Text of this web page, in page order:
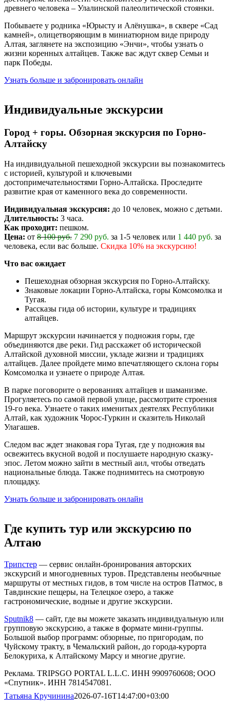
древнего человека – Улалинской палеолитической стоянки.
Побываете у родника «Юрысту и Алёнушка», в сквере «Сад
камней», олицетворяющим в миниатюрном виде природу
Алтая, заглянете на экспозицию «Энчи», чтобы узнать о
жизни коренных алтайцев. Также вас ждут сквер Семьи и
парк Победы.
Узнать больше и забронировать онлайн
Индивидуальные экскурсии
Город + горы. Обзорная экскурсия по Горно-
Алтайску
На индивидуальной пешеходной экскурсии вы познакомитесь
с историей, культурой и ключевыми
достопримечательностями Горно-Алтайска. Проследите
развитие края от каменного века до современности.
Индивидуальная экскурсия: до 10 человек, можно с детьми.
Длительность: 3 часа.
Как проходит: пешком.
Цена: от 8 100 руб. 7 290 руб. за 1-5 человек или 1 440 руб. за
человека, если вас больше. Скидка 10% на экскурсию!
Что вас ожидает
Пешеходная обзорная экскурсия по Горно-Алтайску.
Знаковые локации Горно-Алтайска, горы Комсомолка и
Тугая.
Рассказы гида об истории, культуре и традициях
алтайцев.
Маршрут экскурсии начинается у подножия горы, где
объединяются две реки. Гид расскажет об исторической
Алтайской духовной миссии, укладе жизни и традициях
алтайцев. Далее пройдете мимо впечатляющего склона горы
Комсомолка и узнаете о природе Алтая.
В парке поговорите о верованиях алтайцев и шаманизме.
Прогуляетесь по самой первой улице, рассмотрите строения
19-го века. Узнаете о таких именитых деятелях Республики
Алтай, как художник Чорос-Гуркин и сказитель Николай
Улагашев.
Следом вас ждет знаковая гора Тугая, где у подножия вы
освежитесь вкусной водой и послушаете народную сказку-
эпос. Летом можно зайти в местный аил, чтобы отведать
национальные блюда. Также поднимитесь на смотровую
площадку.
Узнать больше и забронировать онлайн
Где купить тур или экскурсию по
Алтаю
Трипстер — сервис онлайн-бронирования авторских
экскурсий и многодневных туров. Представлены необычные
маршруты от местных гидов, в том числе на остров Патмос, в
Тавдинские пещеры, на Телецкое озеро, а также
гастрономические, водные и другие экскурсии.
Sputnik8 — сайт, где вы можете заказать индивидуальную или
групповую экскурсию, а также в формате мини-группы.
Большой выбор программ: обзорные, по пригородам, по
Чуйскому тракту, в Чемальский район, до города-курорта
Белокуриха, к Алтайскому Марсу и многие другие.
Реклама. TRIPSGO PORTAL L.L.C. ИНН 9909760608; ООО
«Спутник». ИНН 7814547081.
Татьяна Кручинина2026-07-16T14:47:00+03:00